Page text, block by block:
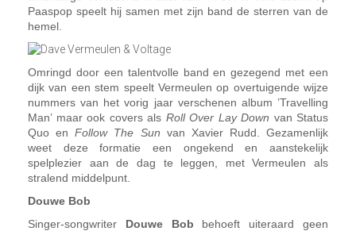
Paaspop speelt hij samen met zijn band de sterren van de
hemel.
Omringd door een talentvolle band en gezegend met een
dijk van een stem speelt Vermeulen op overtuigende wijze
nummers van het vorig jaar verschenen album ’Travelling
Man’ maar ook covers als Roll Over Lay Down van Status
Quo enFollow The Sun van Xavier Rudd. Gezamenlijk
weet deze formatie een ongekend en aanstekelijk
spelplezier aan de dag te leggen, met Vermeulen als
stralend middelpunt.
Douwe Bob
Singer-songwriter Douwe Bob behoeft uiteraard geen